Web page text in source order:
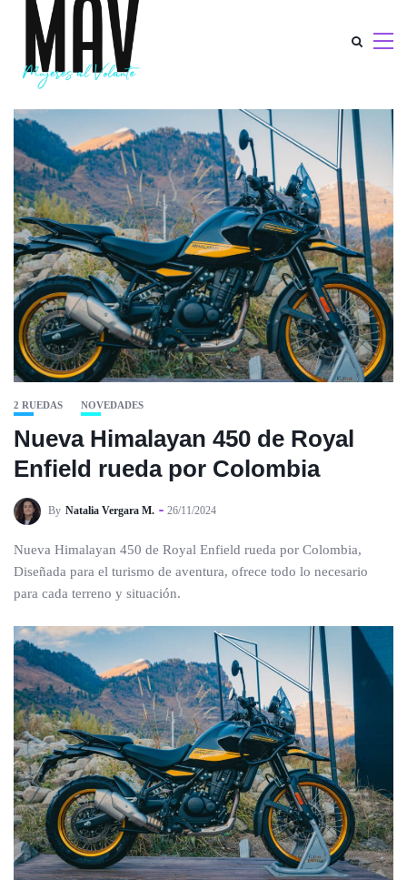
2 RUEDAS NOVEDADES
Nueva Himalayan 450 de Royal
Enfield rueda por Colombia
By Natalia Vergara M. 26/11/2024
Nueva Himalayan 450 de Royal Enfield rueda por Colombia,
Diseñada para el turismo de aventura, ofrece todo lo necesario
para cada terreno y situación.